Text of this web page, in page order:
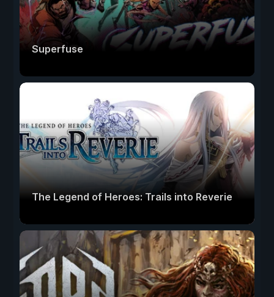
Superfuse
The Legend of Heroes: Trails into Reverie